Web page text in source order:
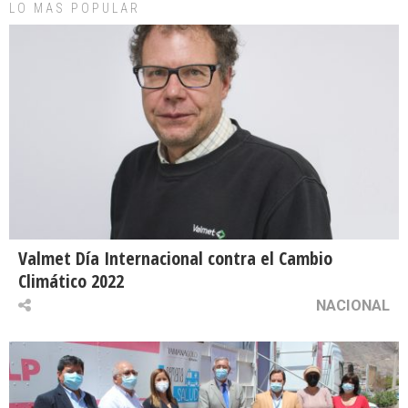
LO MAS POPULAR
Valmet Día Internacional contra el Cambio
Climático 2022
NACIONAL